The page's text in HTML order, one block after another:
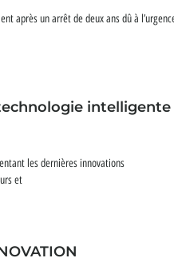
après un arrêt de deux ans dû à
intelligente
les dernières innovations
et